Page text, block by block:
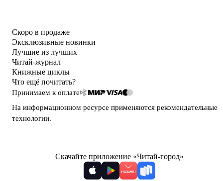
Скоро в продаже
Эксклюзивные новинки
Лучшие из лучших
Читай-журнал
Книжные циклы
Что ещё почитать?
Принимаем к оплате
На информационном ресурсе применяются рекомендательные
технологии.
Скачайте приложение «Читай-город»